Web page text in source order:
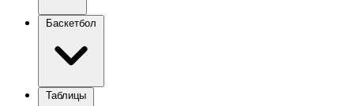
Баскетбол
Таблицы